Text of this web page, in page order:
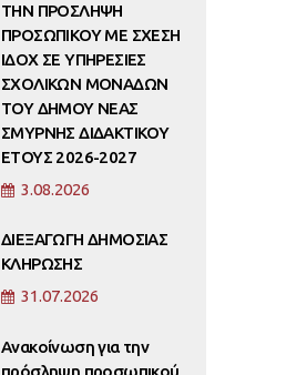
ΤΗΝ ΠΡΟΣΛΗΨΗ
ΠΡΟΣΩΠΙΚΟΥ ΜΕ ΣΧΕΣΗ
ΙΔΟΧ ΣΕ ΥΠΗΡΕΣΙΕΣ
ΣΧΟΛΙΚΩΝ ΜΟΝΑΔΩΝ
ΤΟΥ ΔΗΜΟΥ ΝΕΑΣ
ΣΜΥΡΝΗΣ ΔΙΔΑΚΤΙΚΟΥ
ΕΤΟΥΣ 2026-2027
3.08.2026
ΔΙΕΞΑΓΩΓΗ ΔΗΜΟΣΙΑΣ
ΚΛΗΡΩΣΗΣ
31.07.2026
Ανακοίνωση για την
πρόσληψη προσωπικού